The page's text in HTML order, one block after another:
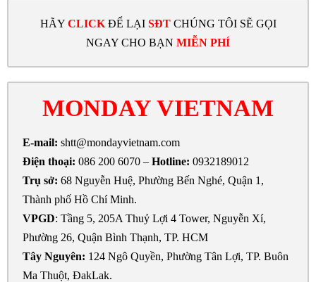
HÃY CLICKĐỂ LẠI SĐTCHÚNG TÔI SẼ GỌI
NGAY CHO BẠN MIỄN PHÍ
MONDAY VIETNAM
E-mail: shtt@mondayvietnam.com
Điện thoại: 086 200 6070 – Hotline: 0932189012
Trụ sở: 68 Nguyễn Huệ, Phường Bến Nghé, Quận 1,
Thành phố Hồ Chí Minh.
VPGD: Tầng 5, 205A Thuỷ Lợi 4 Tower, Nguyễn Xí,
Phường 26, Quận Bình Thạnh, TP. HCM
Tây Nguyên: 124 Ngô Quyền, Phường Tân Lợi, TP. Buôn
Ma Thuột, ĐakLak.